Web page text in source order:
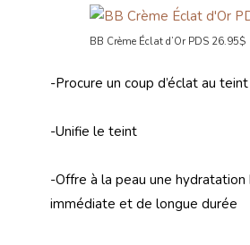
BB Crème Éclat d’Or PDS 26.95$
-Procure un coup d’éclat au teint
-Unifie le teint
-Offre à la peau une hydratation
immédiate et de longue durée